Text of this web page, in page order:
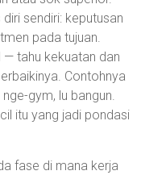
sendiri: keputusan
pada tujuan.
— tahu kekuatan dan
Contohnya
gym, lu bangun.
itu yang jadi pondasi
fase di mana kerja